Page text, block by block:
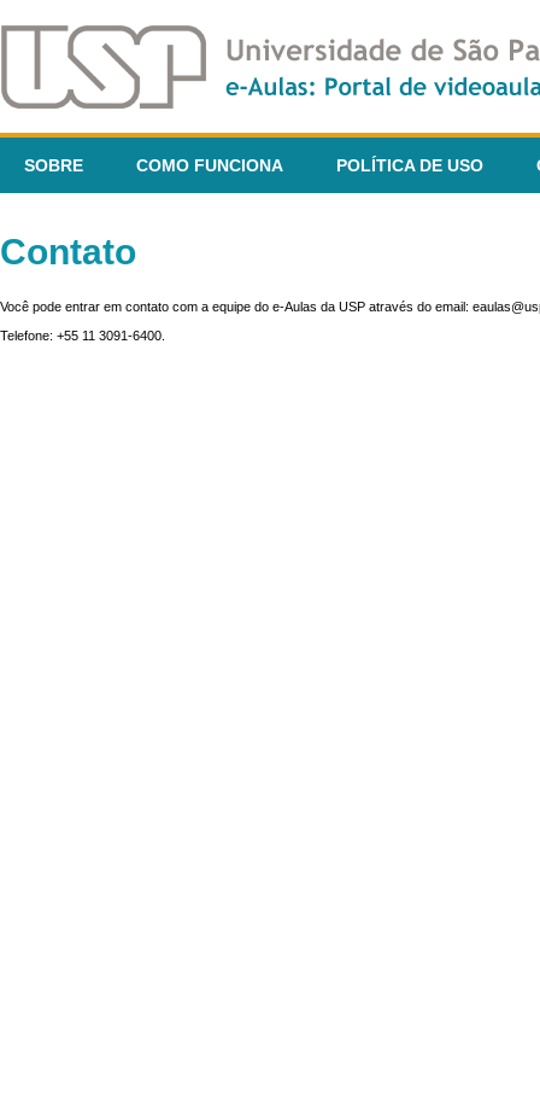
SOBRE COMO FUNCIONA POLÍTICA DE USO
Contato
Você pode entrar em contato com a equipe do e-Aulas da USP através do email:
Telefone: +55 11 3091-6400.